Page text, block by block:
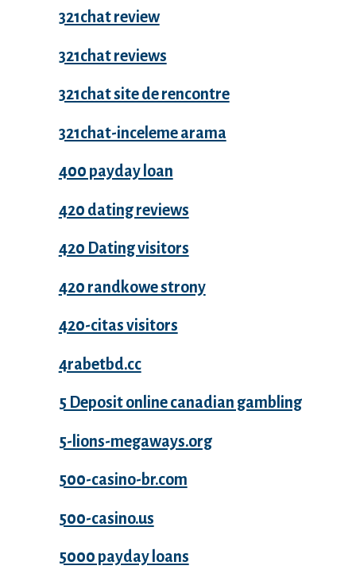
321chat review
321chat reviews
321chat site de rencontre
321chat-inceleme arama
400 payday loan
420 dating reviews
420 Dating visitors
420 randkowe strony
420-citas visitors
4rabetbd.cc
5 Deposit online canadian gambling
5-lions-megaways.org
500-casino-br.com
500-casino.us
5000 payday loans